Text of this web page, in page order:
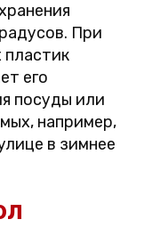
При
пластик
его
посуды или
например,
в зимнее